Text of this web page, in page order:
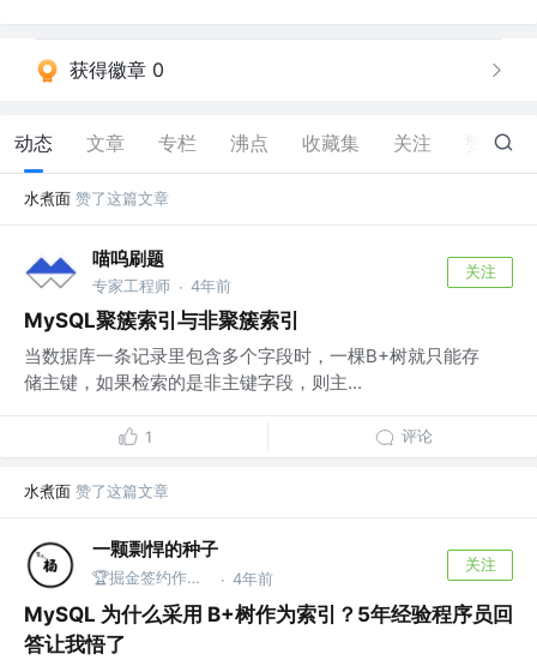
获得徽章 0
动态 文章 专栏 沸点 收藏集 关注 13
水煮面 赞了这篇文章
喵呜刷题
专家工程师 · 4年前
关注
MySQL聚簇索引与非聚簇索引
当数据库一条记录里包含多个字段时，一棵B+树就只能存
储主键，如果检索的是非主键字段，则主...
1 评论
水煮面 赞了这篇文章
一颗剽悍的种子
🏆掘金签约作者 | 微信公众号：一颗剽悍的种子 · 4年前
关注
MySQL 为什么采用 B+树作为索引？5年经验程序员回
答让我悟了